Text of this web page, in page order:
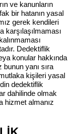
ve kanunların
bir hatanın yasal
gerek kendileri
karşılaşılmaması
Dedektiflik
konular hakkında
yanı sıra
kişileri yasal
dedektiflik
dahilinde olmak
hizmet almanız